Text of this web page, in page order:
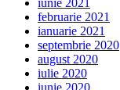
iunie 2021
februarie 2021
ianuarie 2021
septembrie 2020
august 2020
iulie 2020